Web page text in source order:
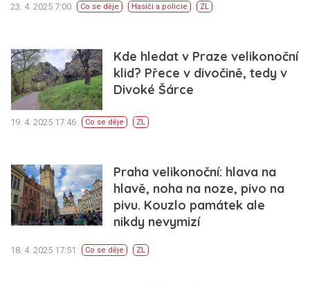
23. 4. 2025 7:00 Co se děje Hasiči a policie ZL
Kde hledat v Praze velikonoční
klid? Přece v divočině, tedy v
Divoké Šárce
19. 4. 2025 17:46 Co se děje ZL
Praha velikonoční: hlava na
hlavě, noha na noze, pivo na
pivu. Kouzlo památek ale
nikdy nevymizí
18. 4. 2025 17:51 Co se děje ZL